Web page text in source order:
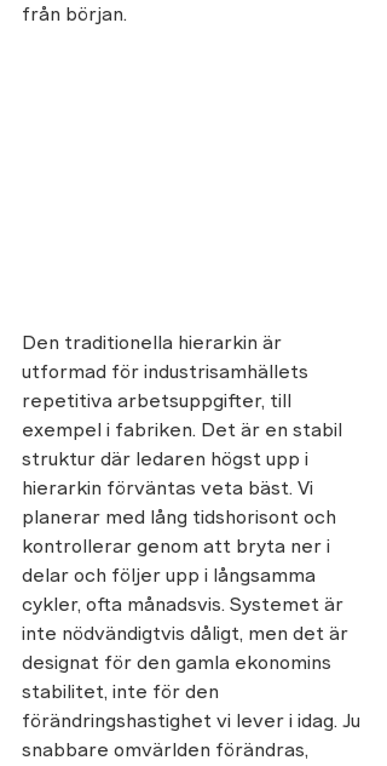
från början.
Den traditionella hierarkin är
utformad för industrisamhällets
repetitiva arbetsuppgifter, till
exempel i fabriken. Det är en stabil
struktur där ledaren högst upp i
hierarkin förväntas veta bäst. Vi
planerar med lång tidshorisont och
kontrollerar genom att bryta ner i
delar och följer upp i långsamma
cykler, ofta månadsvis. Systemet är
inte nödvändigtvis dåligt, men det är
designat för den gamla ekonomins
stabilitet, inte för den
förändringshastighet vi lever i idag. Ju
snabbare omvärlden förändras,